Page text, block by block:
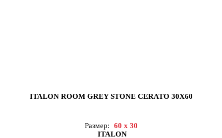
ITALON ROOM GREY STONE CERATO 30X60
Размер:
60 x 30
ITALON